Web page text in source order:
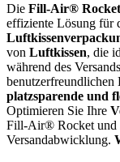
Die Fill-Air®
effiziente Lösung für
von Luftkissen, die
während des
benutzerfreundlichen
platzsparende und
Optimieren Sie Ihre
Fill-Air® Rocket und
Versandabwicklung.